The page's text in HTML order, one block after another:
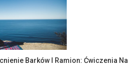
Barków I Ramion: Ćwiczenia Na